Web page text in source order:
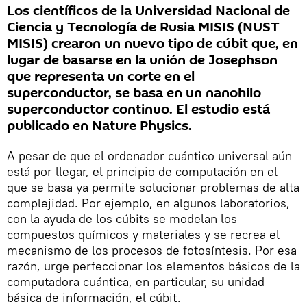
Los científicos de la Universidad Nacional de
Ciencia y Tecnología de Rusia MISIS (NUST
MISIS) crearon un nuevo tipo de cúbit que, en
lugar de basarse en la unión de Josephson
que representa un corte en el
superconductor, se basa en un nanohilo
superconductor continuo. El estudio está
publicado en Nature Physics.
A pesar de que el ordenador cuántico universal aún
está por llegar, el principio de computación en el
que se basa ya permite solucionar problemas de alta
complejidad. Por ejemplo, en algunos laboratorios,
con la ayuda de los cúbits se modelan los
compuestos químicos y materiales y se recrea el
mecanismo de los procesos de fotosíntesis. Por esa
razón, urge perfeccionar los elementos básicos de la
computadora cuántica, en particular, su unidad
básica de información, el cúbit.